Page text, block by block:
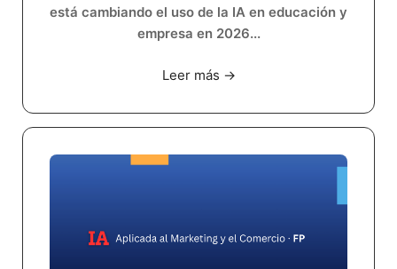
está cambiando el uso de la IA en educación y
empresa en 2026...
Leer más →